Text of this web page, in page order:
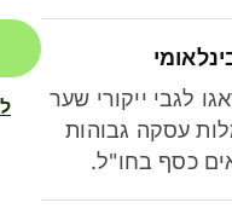
לגבי ייקורי שער
עסקה גבוהות
כסף בחו"ל.